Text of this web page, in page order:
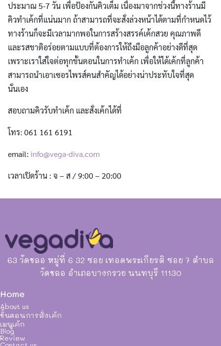
ประมาณ 5-7 วัน เพื่อป้องกันคิวเต็ม เนื่องมาจากช่วงนี้ทางร้านมี
คิวทำเค้กที่แน่นมาก ถ้าสามารถที่จะสั่งล่วงหน้าได้ตามที่กำหนดไว้
ทางร้านก็จะมีเวลามากพอในการสร้างสรรค์เค้กสวย คุณภาพดี
และรสชาติอร่อยตามแบบที่ต้องการให้ถึงมือลูกค้าอย่างดีที่สุด
เพราะเราใส่ใจต่อทุกขั้นตอนในการทำเค้ก เพื่อให้ได้เค้กที่ลูกค้า
สามารถนำเอาเซอรไพรส์คนสำคัญได้อย่างน่าประทับใจที่สุด
นั่นเอง
สอบถามคิวรับทำเค้ก และสั่งเค้กได้ที่
โทร: 061 161 6191
email: info@vega-diva.com
เวลาเปิดร้าน : จ – ส / 9:00 – 20:00
63 วัดชลอ หมู่ที่ 6 32 ซอย เทอดพระเกียรติ ซอย 7 ตำบล
วัดชลอ อำเภอบางกรวย นนทบุรี 11130
Home
About us
ขั้นตอนการสั่งเค้ก
เมนูเค้ก
Blog
Review